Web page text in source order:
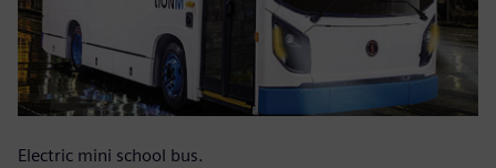
Electric mini school bus.